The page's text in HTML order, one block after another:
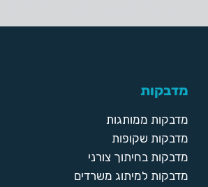
מדבקות
מדבקות ממותגות
מדבקות שקופות
מדבקות בחיתוך צורני
מדבקות למיתוג משרדים